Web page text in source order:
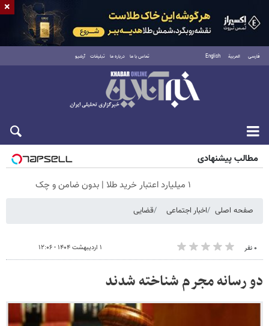
فارسی العربية English تماس با ما درباره ما تبلیغات آرشیو
شنبه ۱۷ مرداد ۱۴۰۵
مطالب پیشنهادی
۱ میلیارد اعتبار خرید طلا | بدون ضامن و چک
صفحه اصلی اخبار اجتماعی قضایی
۰ نفر ۱ اردیبهشت ۱۴۰۴ - ۱۲:۰۶
دو رسانه مجرم شناخته شدند
×